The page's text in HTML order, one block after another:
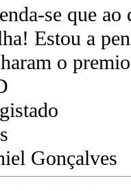
se que
Estou a
o
Gonçalves